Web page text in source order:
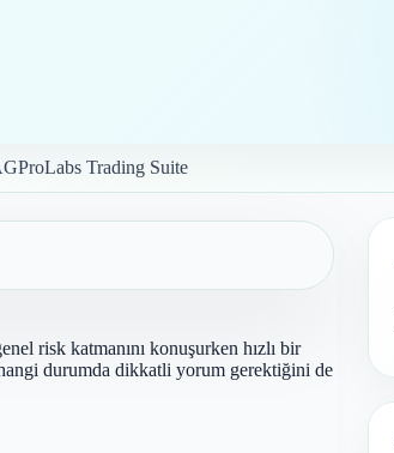
Trading Suite
risk katmanını konuşurken hızlı bir
hangi durumda dikkatli yorum gerektiğini de